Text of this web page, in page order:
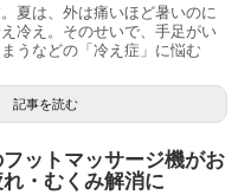
夏は、外は痛いほど暑いのに
冷え。そのせいで、手足がい
うなどの「冷え症」に悩む
記事を読む
ットマッサージ機がお
・むくみ解消に